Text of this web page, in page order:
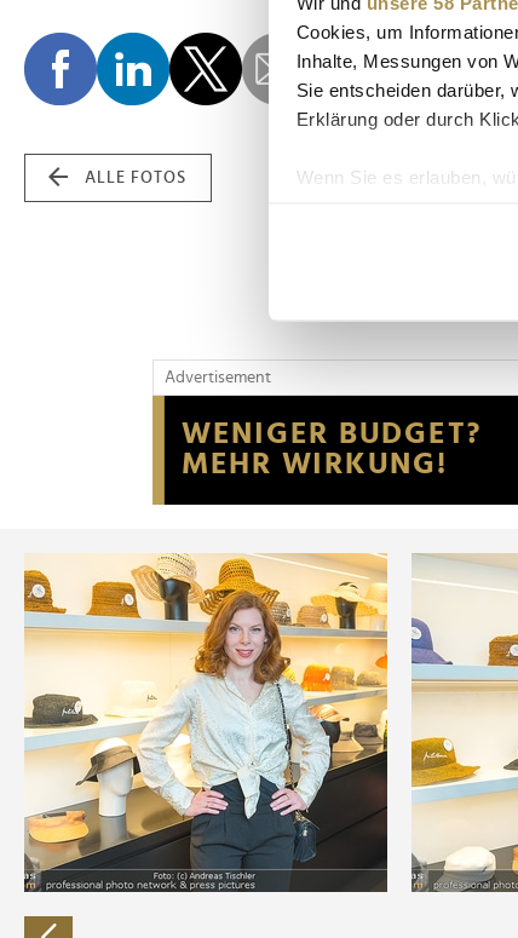
Cookies, um
Inhalte, Messungen von
Sie entscheiden darüber,
Erklärung oder durch
Wenn Sie es erlauben,
Erfahren Sie mehr
Wir verwenden Cookies,
Website an unsere
möglicherweise mit
der Dienste gesammelt
ALLE FOTOS
Advertisement